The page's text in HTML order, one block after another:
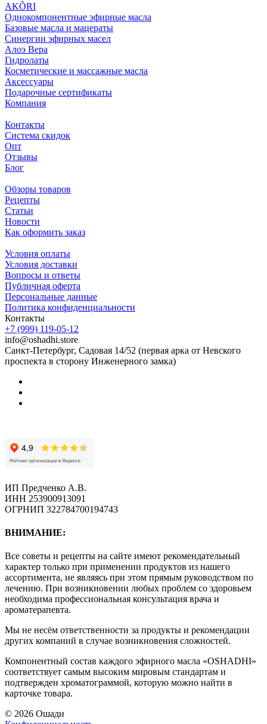
AKÕRI
Однокомпонентные эфирные масла
Базовые масла и мацераты
Синергии эфирных масел
Алоэ Вера
Гидролаты
Косметические и массажные масла
Аксессуары
Подарочные сертификаты
Компания
Контакты
Система скидок
Опт
Отзывы
Блог
Обзоры товаров
Рецепты
Статьи
Новости
Как оформить заказ
Условия оплаты
Условия доставки
Вопросы и ответы
Публичная оферта
Персональные данные
Политика конфиденциальности
Контакты
+7 (999) 119-05-12
info@oshadhi.store
Санкт-Петербург, Садовая 14/52 (первая арка от Невского
проспекта в сторону Инженерного замка)
ИП Предченко А.В.
ИНН 253900913091
ОГРНИП 322784700194743
ВНИМАНИЕ:
Все советы и рецепты на сайте имеют рекомендательный
характер только при применении продуктов из нашего
ассортимента, не являясь при этом прямым руководством по
лечению. При возникновении любых проблем со здоровьем
необходима профессиональная консультация врача и
ароматерапевта.
Мы не несём ответственности за продукты и рекомендации
других компаний в случае возникновения сложностей.
Компонентный состав каждого эфирного масла «OSHADHI»
соответствует самым высоким мировым стандартам и
подтвержден хроматограммой, которую можно найти в
карточке товара.
© 2026 Ошади